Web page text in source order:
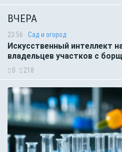
ВЧЕРА
23:56 Сад и огород
Искусственный интеллект
владельцев участков с
0 218